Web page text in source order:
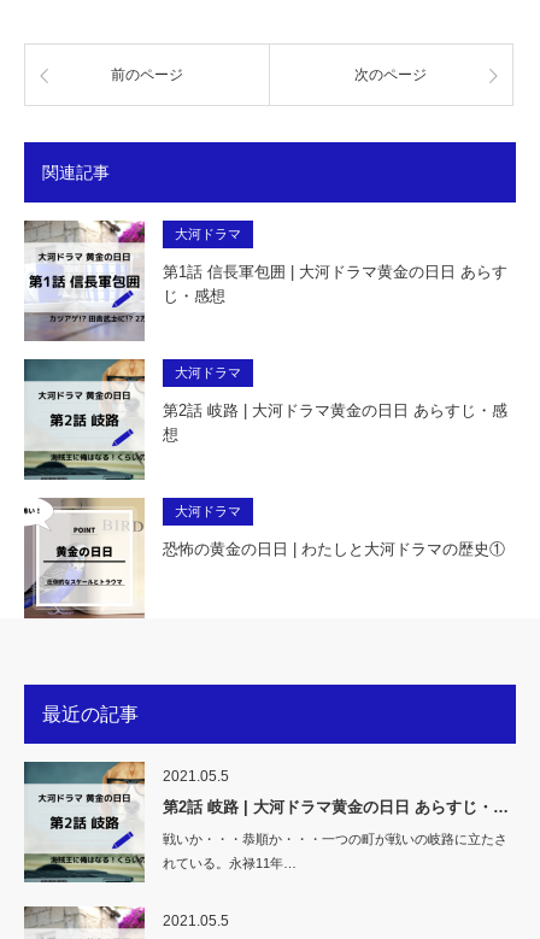
前のページ 次のページ
関連記事
大河ドラマ
第1話 信長軍包囲 | 大河ドラマ黄金の日日 あらす
じ・感想
大河ドラマ
第2話 岐路 | 大河ドラマ黄金の日日 あらすじ・感
想
大河ドラマ
恐怖の黄金の日日 | わたしと大河ドラマの歴史①
最近の記事
2021.05.5
第2話 岐路 | 大河ドラマ黄金の日日 あらすじ・…
戦いか・・・恭順か・・・一つの町が戦いの岐路に立たさ
れている。永禄11年…
2021.05.5